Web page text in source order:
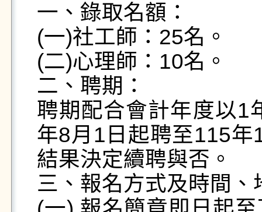
一、錄取名額：
(一)社工師：25名。
(二)心理師：10名。
二、聘期：
聘期配合會計年度以1
年8月1日起聘至115
結果決定續聘與否。
三、報名方式及時間